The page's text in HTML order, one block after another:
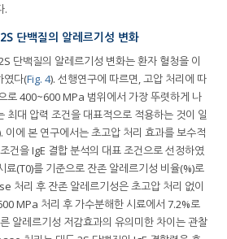
.
단백질의 알레르기성 변화
단백질의 알레르기성 변화는 환자 혈청을 이
였다(Fig. 4). 선행연구에 따르면, 고압 처리에 따
로 400~600 MPa 범위에서 가장 뚜렷하게 나
최대 압력 조건을 대표적으로 적용하는 것이 일
이에 본 연구에서는 초고압 처리 효과를 보수적
건을 IgE 결합 분석의 대표 조건으로 선정하였
료(T0)를 기준으로 잔존 알레르기성 비율(%)로
처리 후 잔존 알레르기성은 초고압 처리 없이
MPa 처리 후 가수분해한 시료에서 7.2%로
알레르기성 저감효과의 유의미한 차이는 관찰